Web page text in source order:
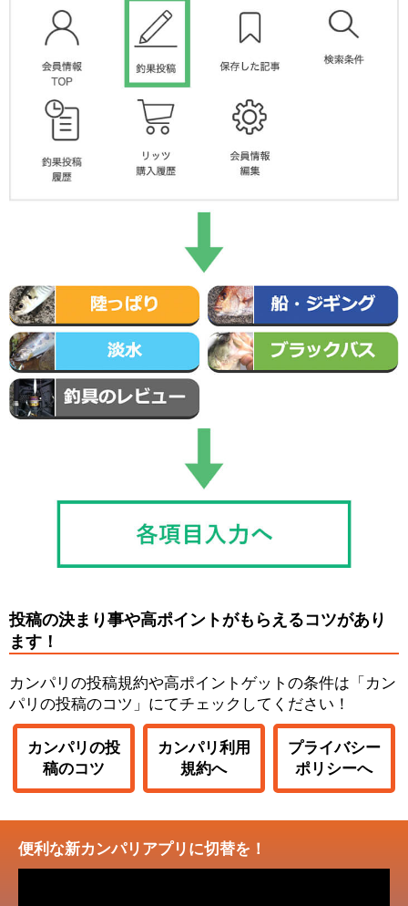
投稿の決まり事や高ポイントがもらえるコツがあり
ます！
カンパリの投稿規約や高ポイントゲットの条件は「カン
パリの投稿のコツ」にてチェックしてください！
カンパリの投
稿のコツ
カンパリ利用
規約へ
プライバシー
ポリシーへ
便利な新カンパリアプリに切替を！